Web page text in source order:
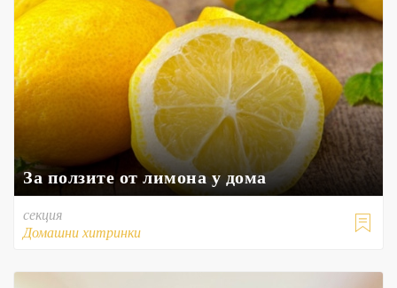
За ползите от лимона у дома

секция
Домашни хитринки